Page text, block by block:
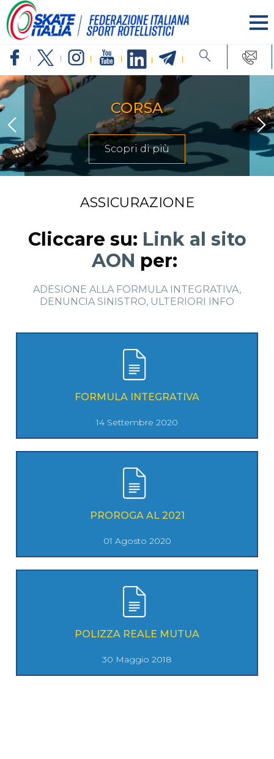
CORSA
Scopri di più
ASSICURAZIONE
Cliccare su: Link al sito
AON per:
ADESIONE ALLA FORMULA INTEGRATIVA,
DENUNCIA SINISTRO, ULTERIORI INFO
FORMULA INTEGRATIVA
14 Settembre 2020
PROROGA AL 2021
01 Agosto 2020
POLIZZA REALE MUTUA
30 Maggio 2018